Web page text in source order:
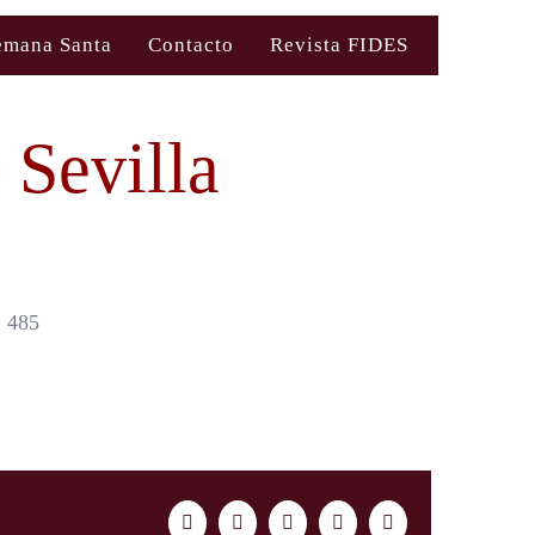
Santa Contacto Revista FIDES
Sevilla
485
FacebookTwitter LinkedInWhatsAppCorreo